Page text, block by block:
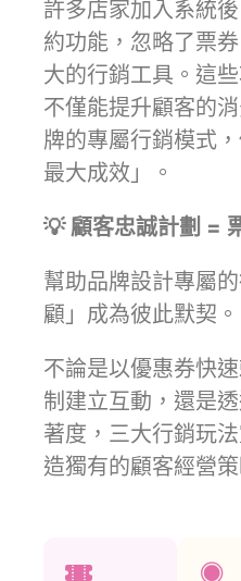
許多店家加入系統
約功能，忽略了票
大的行銷工具。這
不僅能提升顧客的
牌的專屬行銷模式
最大成效」。
💡 顧客忠誠計劃 =
幫助品牌設計專屬
顧」成為彼此默契。
不論是以優惠券快
制建立互動，還是
著度，三大行銷玩
造獨有的顧客經營策